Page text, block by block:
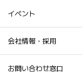
イベント
会社情報・採用
お問い合わせ窓口